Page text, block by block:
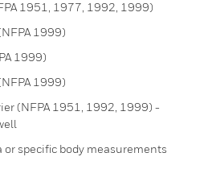
1951, 1977, 1992, 1999)
1999)
1999)
1999)
(NFPA 1951, 1992, 1999) -
specific body measurements